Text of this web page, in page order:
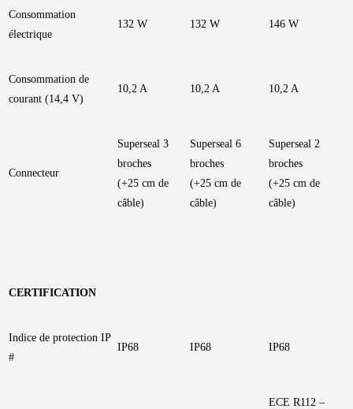
Consommation
électrique
132 W 132 W 146 W
Consommation de
courant (14,4 V)
10,2 A 10,2 A 10,2 A
Connecteur
Superseal 3
broches
(+25 cm de
câble)
Superseal 6
broches
(+25 cm de
câble)
Superseal 2
broches
(+25 cm de
câble)
CERTIFICATION
Indice de protection IP
#
IP68 IP68 IP68
ECE R112 –